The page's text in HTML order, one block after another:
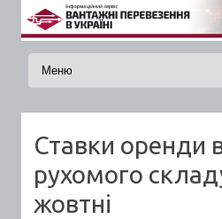
Skip to content
Ставки оренди
рухомого
жовтні